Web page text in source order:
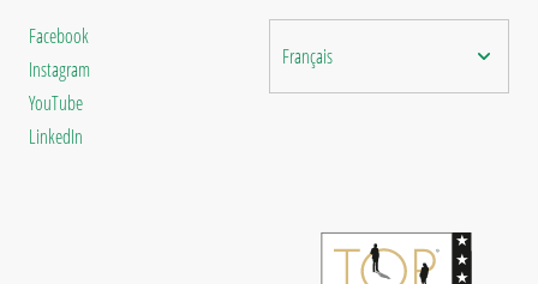
Facebook
Instagram
YouTube
LinkedIn
Français